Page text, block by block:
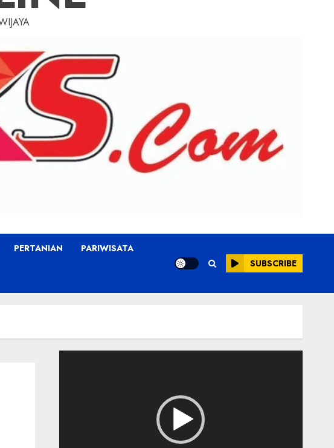
PERTANIAN PARIWISATA
SUBSCRIBE